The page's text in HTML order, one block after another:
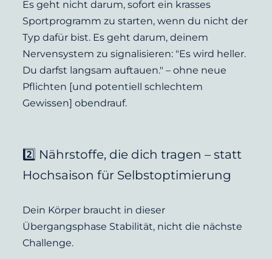
Es geht nicht darum, sofort ein krasses
Sportprogramm zu starten, wenn du nicht der
Typ dafür bist. Es geht darum, deinem
Nervensystem zu signalisieren: "Es wird heller.
Du darfst langsam auftauen." – ohne neue
Pflichten [und potentiell schlechtem
Gewissen] obendrauf.
2️⃣ Nährstoffe, die dich tragen – statt
Hochsaison für Selbstoptimierung
Dein Körper braucht in dieser
Übergangsphase Stabilität, nicht die nächste
Challenge.